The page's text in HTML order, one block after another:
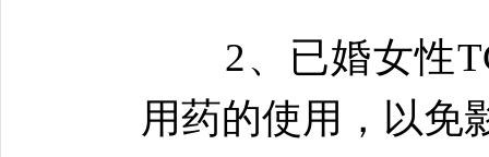
2、已婚女性
用药的使用，以免